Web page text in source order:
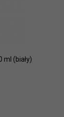
ml (biały)